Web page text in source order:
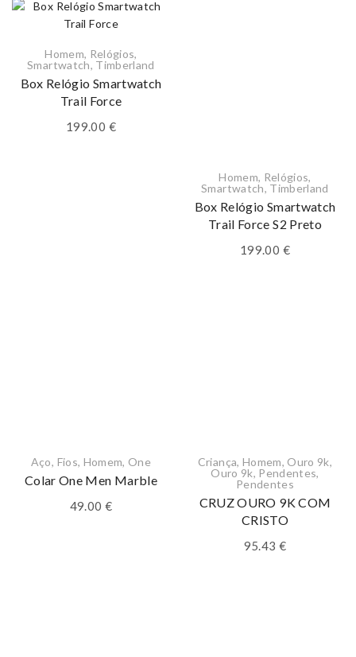
Homem, Relógios,
Smartwatch, Timberland
Box Relógio Smartwatch
Trail Force
199.00 €
Homem, Relógios,
Smartwatch, Timberland
Box Relógio Smartwatch
Trail Force S2 Preto
199.00 €
Aço, Fios, Homem, One
Colar One Men Marble
49.00 €
Criança, Homem, Ouro 9k,
Ouro 9k, Pendentes,
Pendentes
CRUZ OURO 9K COM
CRISTO
95.43 €